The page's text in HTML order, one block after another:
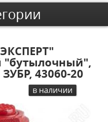
"бутылочный",
43060-20
в наличии